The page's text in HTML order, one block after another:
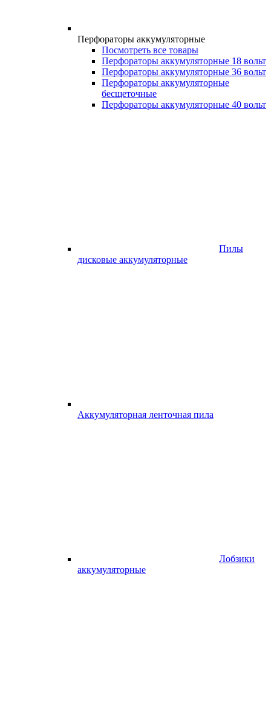
Перфораторы аккумуляторные
Посмотреть все товары
Перфораторы аккумуляторные 18 вольт
Перфораторы аккумуляторные 36 вольт
Перфораторы аккумуляторные
бесщеточные
Перфораторы аккумуляторные 40 вольт
Пилы
дисковые аккумуляторные
Аккумуляторная ленточная пила
Лобзики
аккумуляторные